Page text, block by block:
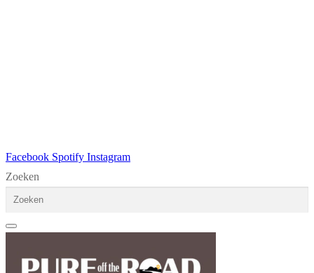
Facebook Spotify Instagram
Zoeken